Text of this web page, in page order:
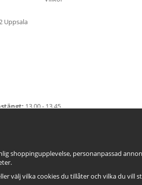
Uppsala
13.00 - 13.45
shoppingupplevelse, personanpassad
välj vilka cookies du tillåter och vilka du vill